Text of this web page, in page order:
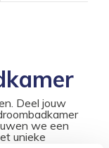
Deel jouw
we een
unieke